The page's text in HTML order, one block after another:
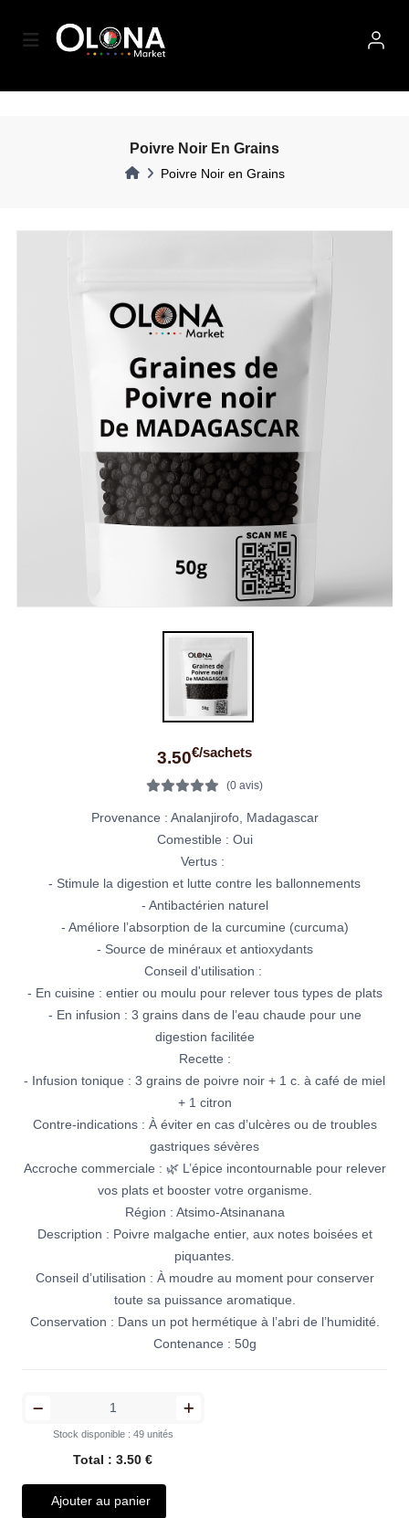
Poivre Noir En Grains
Poivre Noir en Grains
3.50€/sachets
(0 avis)
Provenance : Analanjirofo, Madagascar
Comestible : Oui
Vertus :
- Stimule la digestion et lutte contre les ballonnements
- Antibactérien naturel
- Améliore l’absorption de la curcumine (curcuma)
- Source de minéraux et antioxydants
Conseil d'utilisation :
- En cuisine : entier ou moulu pour relever tous types de plats
- En infusion : 3 grains dans de l’eau chaude pour une
digestion facilitée
Recette :
- Infusion tonique : 3 grains de poivre noir + 1 c. à café de miel
+ 1 citron
Contre-indications : À éviter en cas d’ulcères ou de troubles
gastriques sévères
Accroche commerciale : 🌿 L’épice incontournable pour relever
vos plats et booster votre organisme.
Région : Atsimo-Atsinanana
Description : Poivre malgache entier, aux notes boisées et
piquantes.
Conseil d’utilisation : À moudre au moment pour conserver
toute sa puissance aromatique.
Conservation : Dans un pot hermétique à l’abri de l’humidité.
Contenance : 50g
Stock disponible : 49 unités
Total : 3.50 €
Ajouter au panier